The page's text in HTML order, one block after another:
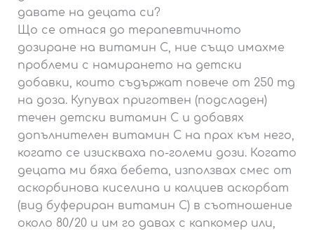
давате на децата си?
Що се отнася до терапевтичното
дозиране на витамин С, ние също имахме
проблеми с намирането на детски
добавки, които съдържат повече от 250 mg
на доза. Купувах приготвен (подсладен)
течен детски витамин С и добавях
допълнителен витамин С на прах към него,
когато се изискваха по-големи дози. Когато
децата ми бяха бебета, използвах смес от
аскорбинова киселина и калциев аскорбат
(вид буфериран витамин С) в съотношение
около 80/20 и им го давах с капкомер или,